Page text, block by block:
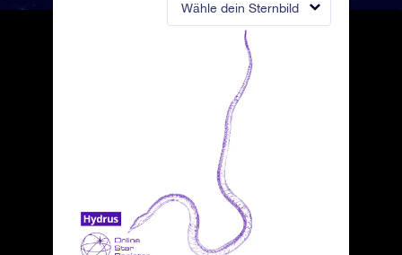
Wähle dein Sternbild